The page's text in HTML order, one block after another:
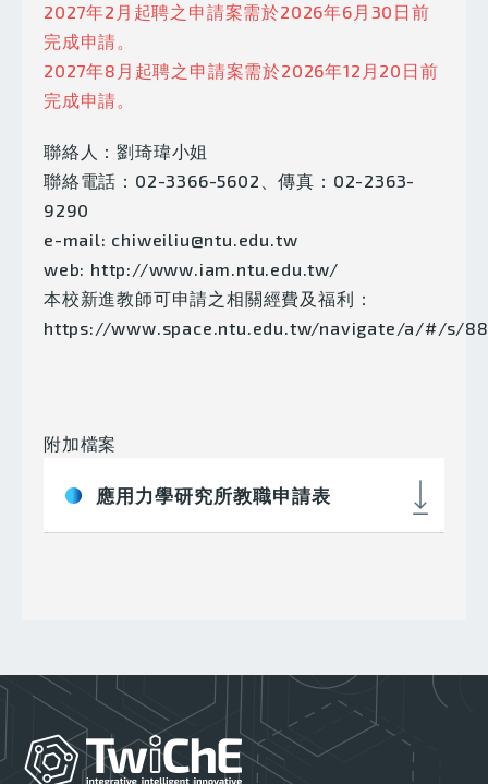
2027年2月起聘之申請案需於2026年6月30日前
完成申請。
2027年8月起聘之申請案需於2026年12月20日前
完成申請。
聯絡人：劉琦瑋小姐
聯絡電話：02-3366-5602、傳真：02-2363-
9290
e-mail: chiweiliu@ntu.edu.tw
web: http://www.iam.ntu.edu.tw/
本校新進教師可申請之相關經費及福利：
https://www.space.ntu.edu.tw/navigate/a/#/s/
附加檔案
應用力學研究所教職申請表